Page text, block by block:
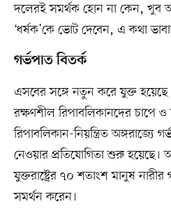
দলেরই সমর্থক হোন না কেন, খুব
‘ধর্ষক’কে ভোট দেবেন, এ কথা
গর্ভপাত বিতর্ক
এসবের সঙ্গে নতুন করে যুক্ত হয়েছে
রক্ষণশীল রিপাবলিকানদের চাপে
রিপাবলিকান-নিয়ন্ত্রিত অঙ্গরাজ্যে
নেওয়ার প্রতিযোগিতা শুরু
যুক্তরাষ্ট্রের ৭০ শতাংশ মানুষ
সমর্থন করেন।